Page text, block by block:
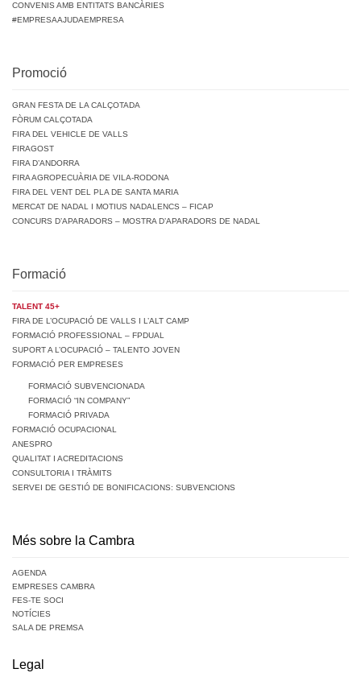
CONVENIS AMB ENTITATS BANCÀRIES
#EMPRESAAJUDAEMPRESA
Promoció
GRAN FESTA DE LA CALÇOTADA
FÒRUM CALÇOTADA
FIRA DEL VEHICLE DE VALLS
FIRAGOST
FIRA D’ANDORRA
FIRA AGROPECUÀRIA DE VILA-RODONA
FIRA DEL VENT DEL PLA DE SANTA MARIA
MERCAT DE NADAL I MOTIUS NADALENCS – FICAP
CONCURS D’APARADORS – MOSTRA D’APARADORS DE NADAL
Formació
TALENT 45+
FIRA DE L’OCUPACIÓ DE VALLS I L’ALT CAMP
FORMACIÓ PROFESSIONAL – FPDUAL
SUPORT A L’OCUPACIÓ – TALENTO JOVEN
FORMACIÓ PER EMPRESES
FORMACIÓ SUBVENCIONADA
FORMACIÓ “IN COMPANY”
FORMACIÓ PRIVADA
FORMACIÓ OCUPACIONAL
ANESPRO
QUALITAT I ACREDITACIONS
CONSULTORIA I TRÀMITS
SERVEI DE GESTIÓ DE BONIFICACIONS: SUBVENCIONS
Més sobre la Cambra
AGENDA
EMPRESES CAMBRA
FES-TE SOCI
NOTÍCIES
SALA DE PREMSA
Legal